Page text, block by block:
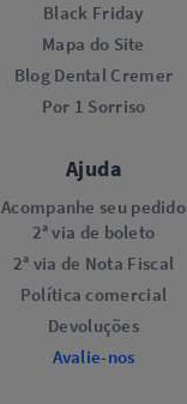
Black Friday
Mapa do Site
Blog Dental Cremer
Por 1 Sorriso
Ajuda
Acompanhe seu pedido
2ª via de boleto
2ª via de Nota Fiscal
Política comercial
Devoluções
Avalie-nos